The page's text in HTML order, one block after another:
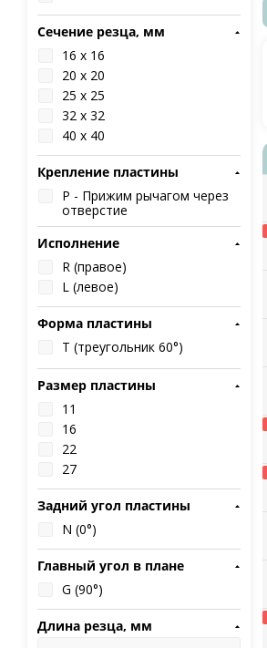
Сечение резца, мм
16 x 16
20 x 20
25 x 25
32 x 32
40 x 40
Крепление пластины
P - Прижим рычагом через
отверстие
Исполнение
R (правое)
L (левое)
Форма пластины
T (треугольник 60°)
Размер пластины
11
16
22
27
Задний угол пластины
N (0°)
Главный угол в плане
G (90°)
Длина резца, мм